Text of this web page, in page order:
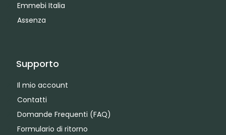
Emmebi Italia
Assenza
Supporto
Il mio account
Contatti
Domande Frequenti (FAQ)
Formulario di ritorno